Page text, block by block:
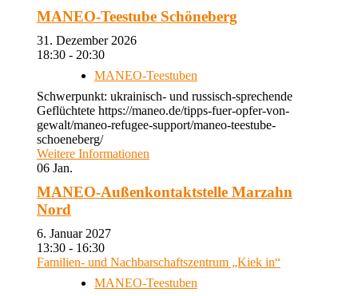
MANEO-Teestube Schöneberg
31. Dezember 2026
18:30 - 20:30
MANEO-Teestuben
Schwerpunkt: ukrainisch- und russisch-sprechende
Geflüchtete https://maneo.de/tipps-fuer-opfer-von-
gewalt/maneo-refugee-support/maneo-teestube-
schoeneberg/
Weitere Informationen
06 Jan.
MANEO-Außenkontaktstelle Marzahn
Nord
6. Januar 2027
13:30 - 16:30
Familien- und Nachbarschaftszentrum „Kiek in“
MANEO-Teestuben